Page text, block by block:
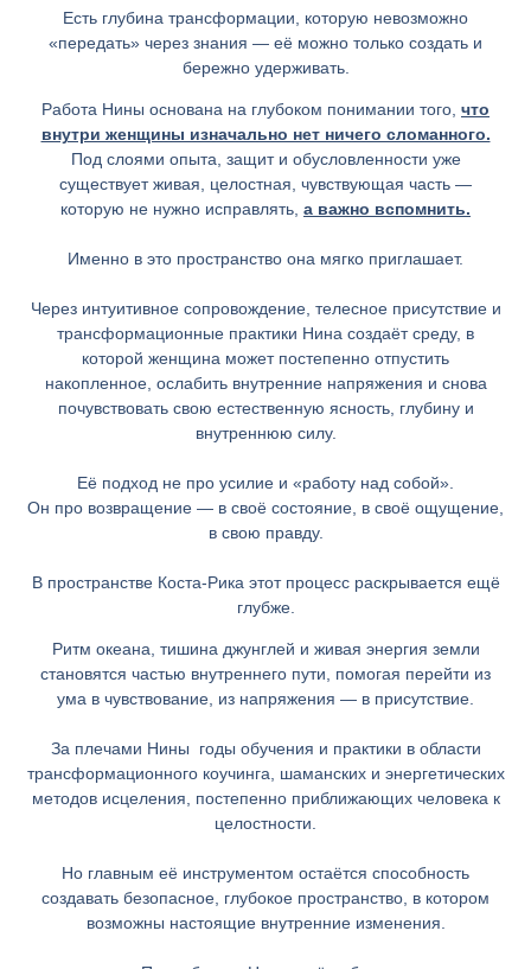
Есть глубина трансформации, которую невозможно
«передать» через знания — её можно только создать и
бережно удерживать.
Работа Нины основана на глубоком понимании того, что
внутри женщины изначально нет ничего сломанного.
Под слоями опыта, защит и обусловленности уже
существует живая, целостная, чувствующая часть —
которую не нужно исправлять, а важно вспомнить.
Именно в это пространство она мягко приглашает.
Через интуитивное сопровождение, телесное присутствие и
трансформационные практики Нина создаёт среду, в
которой женщина может постепенно отпустить
накопленное, ослабить внутренние напряжения и снова
почувствовать свою естественную ясность, глубину и
внутреннюю силу.
Её подход не про усилие и «работу над собой».
Он про возвращение — в своё состояние, в своё ощущение,
в свою правду.
В пространстве Коста-Рика этот процесс раскрывается ещё
глубже.
Ритм океана, тишина джунглей и живая энергия земли
становятся частью внутреннего пути, помогая перейти из
ума в чувствование, из напряжения — в присутствие.
За плечами Нины годы обучения и практики в области
трансформационного коучинга, шаманских и энергетических
методов исцеления, постепенно приближающих человека к
целостности.
Но главным её инструментом остаётся способность
создавать безопасное, глубокое пространство, в котором
возможны настоящие внутренние изменения.